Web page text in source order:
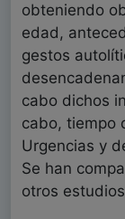
obteniendo
edad,
gestos
cabo dichos
cabo, tiempo
Urgencias y
Se han
otros